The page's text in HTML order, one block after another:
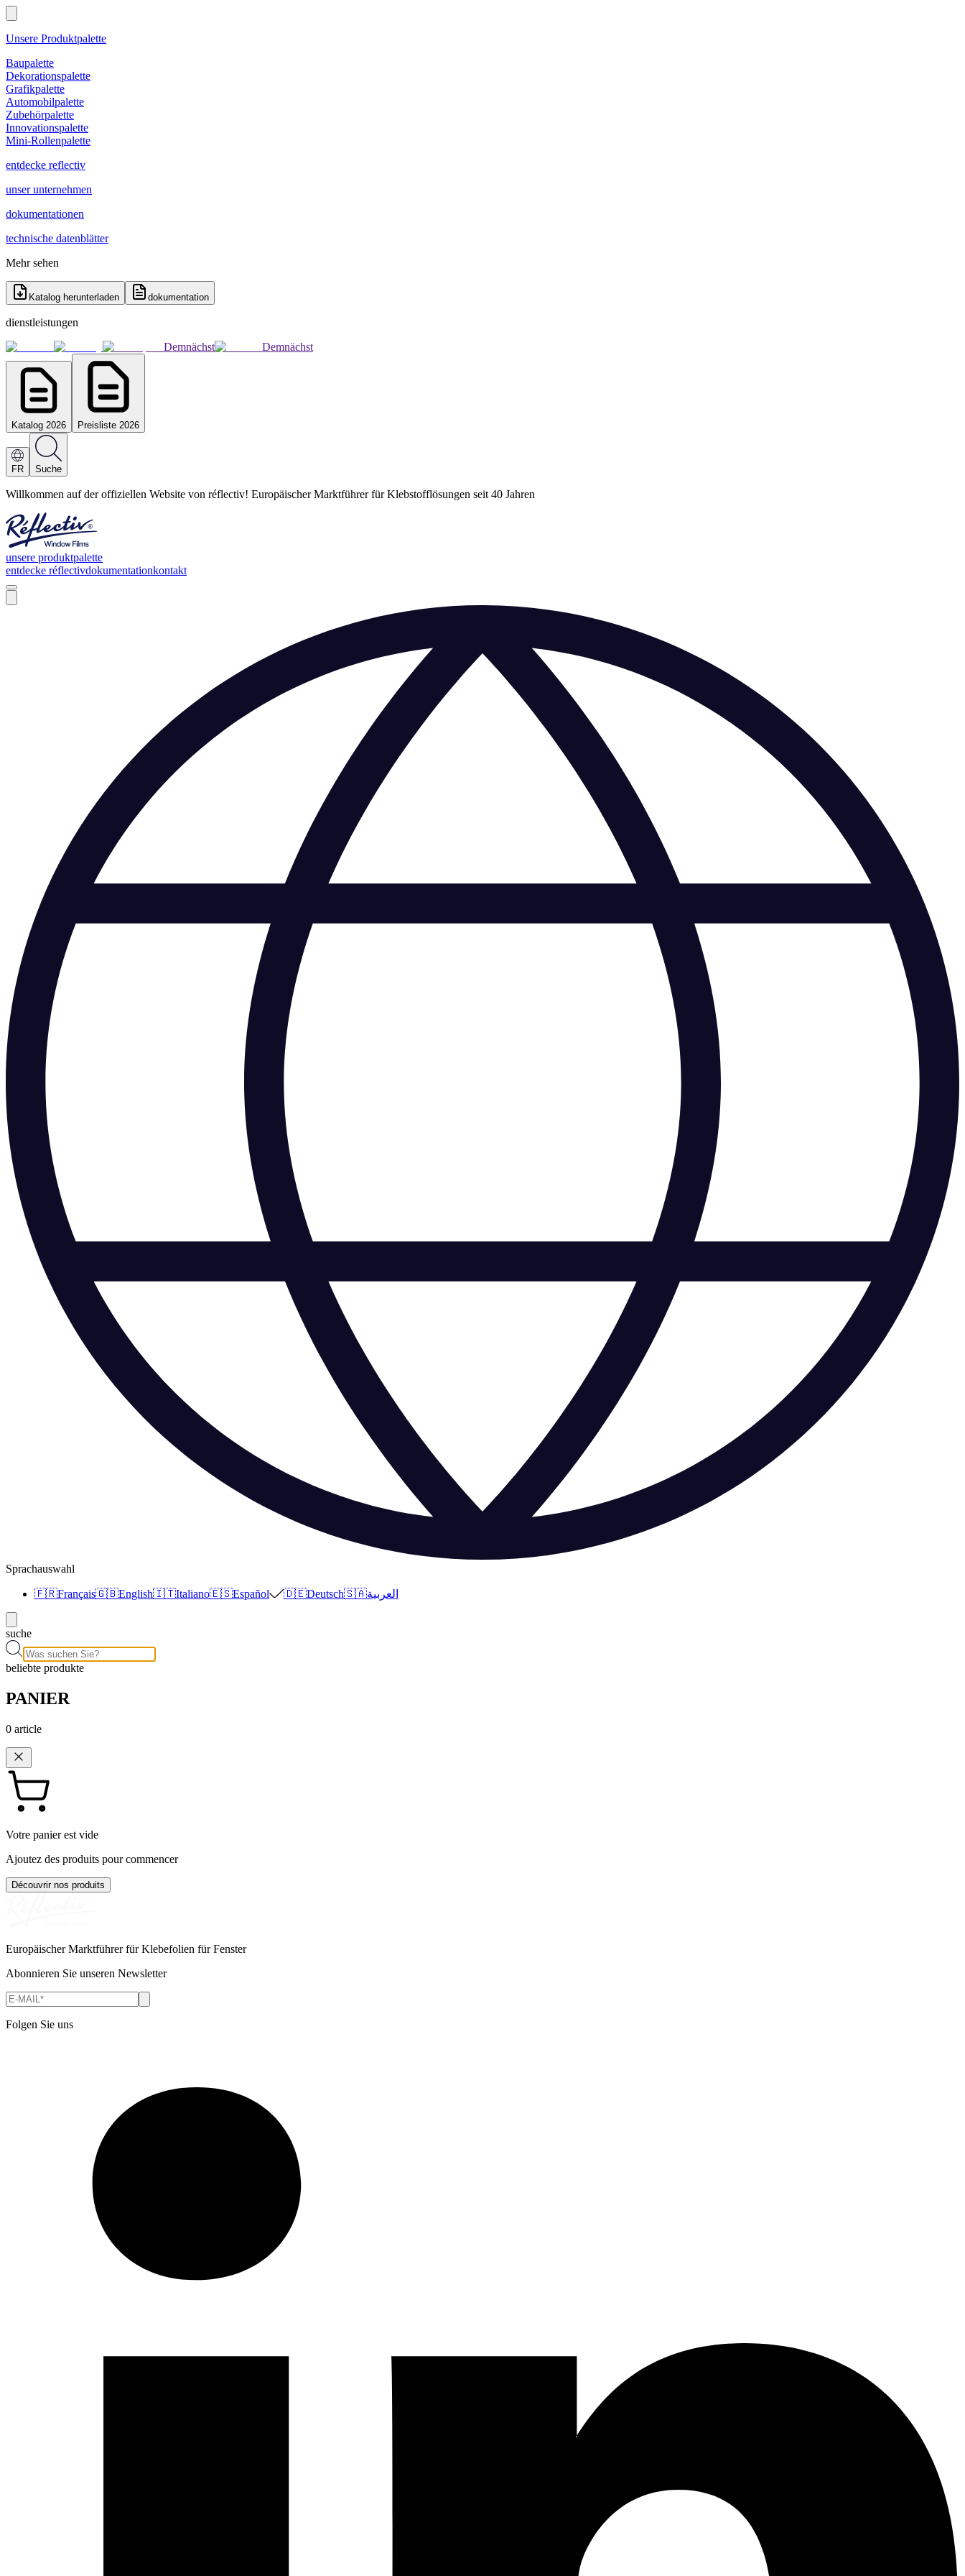
Unsere Produktpalette
Baupalette
Dekorationspalette
Grafikpalette
Automobilpalette
Zubehörpalette
Innovationspalette
Mini-Rollenpalette
entdecke reflectiv
unser unternehmen
dokumentationen
technische datenblätter
Mehr sehen
Katalog herunterladen dokumentation
dienstleistungen
Demnächst
Demnächst
Katalog 2026 Preisliste 2026
FR Suche
Willkommen auf der offiziellen Website von réflectiv! Europäischer Marktführer für Klebstofflösungen seit 40 Jahren
unsere produktpalette
entdecke réflectivdokumentationkontakt
Sprachauswahl
🇫🇷Français🇬🇧English🇮🇹Italiano🇪🇸Español 🇩🇪Deutsch🇸🇦العربية
suche
beliebte produkte
PANIER
0 article
Votre panier est vide
Ajoutez des produits pour commencer
Découvrir nos produits
Europäischer Marktführer für Klebefolien für Fenster
Abonnieren Sie unseren Newsletter
Folgen Sie uns